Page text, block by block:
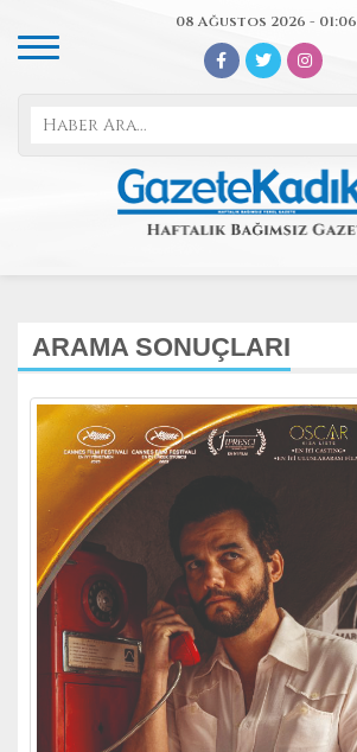
08 Ağustos 2026 - 01:06
ARAMA SONUÇLARI